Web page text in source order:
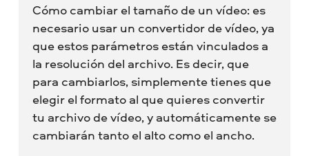
Cómo cambiar el tamaño de un vídeo: es
necesario usar un convertidor de vídeo, ya
que estos parámetros están vinculados a
la resolución del archivo. Es decir, que
para cambiarlos, simplemente tienes que
elegir el formato al que quieres convertir
tu archivo de vídeo, y automáticamente se
cambiarán tanto el alto como el ancho.